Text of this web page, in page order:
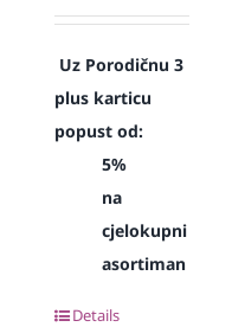
Uz Porodičnu 3
plus karticu
popust od:
5%
na
cjelokupni
asortiman
Details